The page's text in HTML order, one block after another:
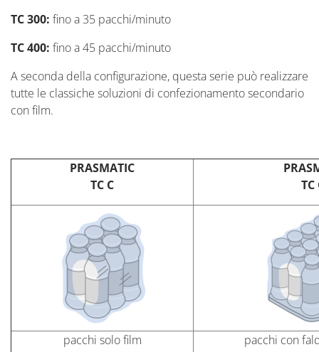
TC 300: fino a 35 pacchi/minuto
TC 400: fino a 45 pacchi/minuto
A seconda della configurazione, questa serie può realizzare
tutte le classiche soluzioni di confezionamento secondario
con film.
PRASMATIC
TC C
TC
pacchi solo film pacchi con